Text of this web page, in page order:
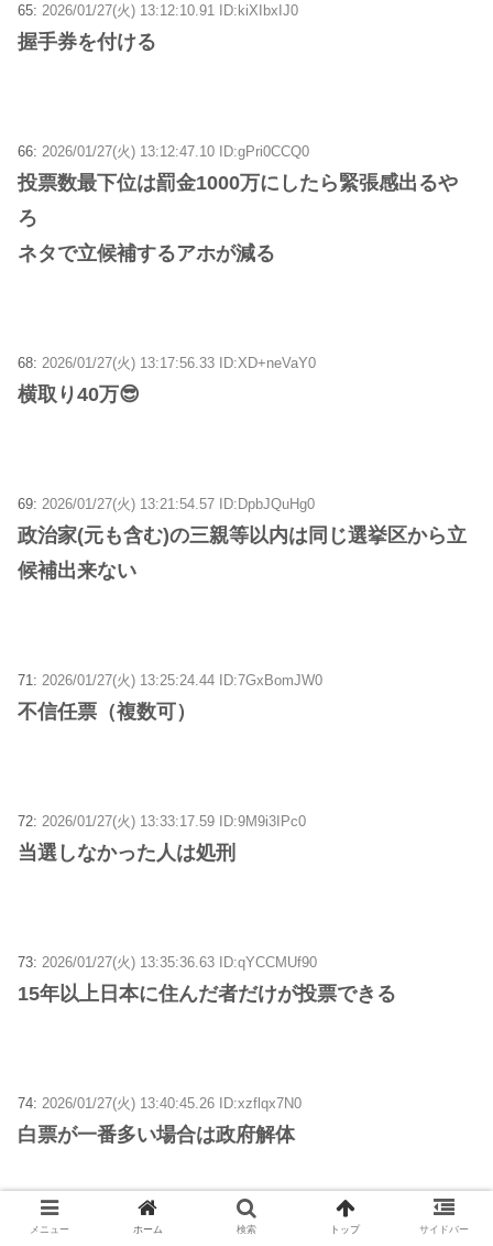
65: 2026/01/27(火) 13:12:10.91 ID:kiXIbxIJ0
握手券を付ける
66: 2026/01/27(火) 13:12:47.10 ID:gPri0CCQ0
投票数最下位は罰金1000万にしたら緊張感出るや
ろ
ネタで立候補するアホが減る
68: 2026/01/27(火) 13:17:56.33 ID:XD+neVaY0
横取り40万😎
69: 2026/01/27(火) 13:21:54.57 ID:DpbJQuHg0
政治家(元も含む)の三親等以内は同じ選挙区から立
候補出来ない
71: 2026/01/27(火) 13:25:24.44 ID:7GxBomJW0
不信任票（複数可）
72: 2026/01/27(火) 13:33:17.59 ID:9M9i3IPc0
当選しなかった人は処刑
73: 2026/01/27(火) 13:35:36.63 ID:qYCCMUf90
15年以上日本に住んだ者だけが投票できる
74: 2026/01/27(火) 13:40:45.26 ID:xzflqx7N0
白票が一番多い場合は政府解体
メニュー ホーム 検索 トップ サイドバー